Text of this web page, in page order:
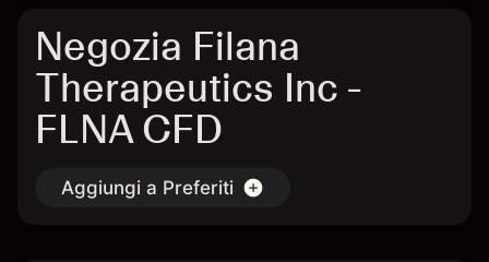
Negozia Filana
Therapeutics Inc -
FLNA CFD
Aggiungi a Preferiti